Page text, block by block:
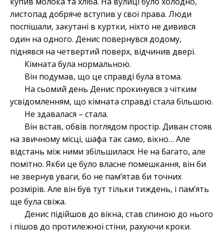
листопад добряче вступив у свої права. Люди
поспішали, закутані в куртки, ніхто не дивився
один на одного. Денис повернувся додому,
піднявся на четвертий поверх, відчинив двері.
Кімната була нормальною.
Він подумав, що це справді була втома.
На сьомий день Денис прокинувся з чітким
усвідомленням, що кімната справді стала більшою.
Не здавалася – стала.
Він встав, обвів поглядом простір. Диван стояв
на звичному місці, шафа так само, вікно… Але
відстань між ними збільшилася. Не на багато, але
помітно. Якби це було власне помешкання, він би
не звернув уваги, бо не пам’ятав би точних
розмірів. Але він був тут тільки тиждень, і пам’ять
ще була свіжа.
Денис підійшов до вікна, став спиною до нього
і пішов до протилежної стіни, рахуючи кроки.